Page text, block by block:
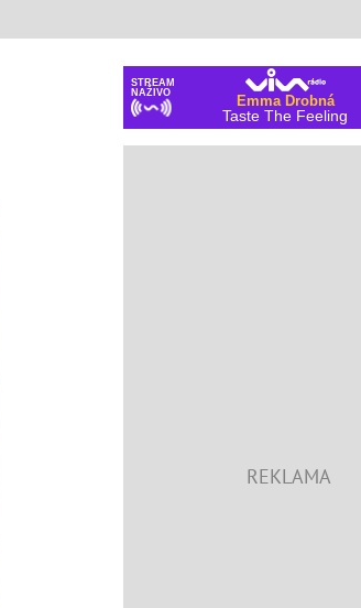
STREAM
NAŽIVO
Emma Drobná
Taste The Feeling